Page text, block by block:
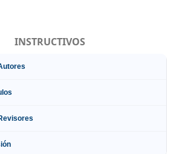
INSTRUCTIVOS